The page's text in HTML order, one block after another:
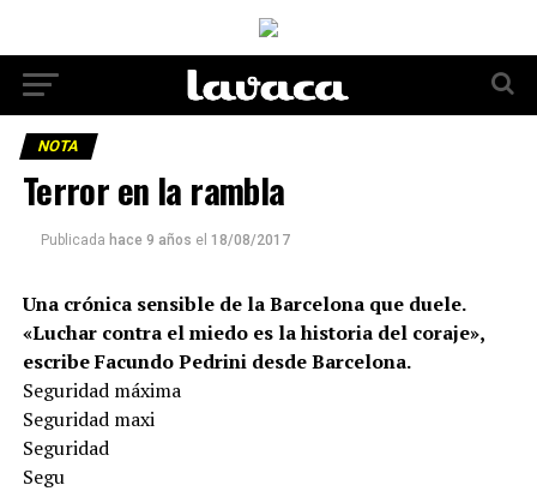
NOTA
Terror en la rambla
Publicada hace 9 años el 18/08/2017
Una crónica sensible de la Barcelona que duele.
«Luchar contra el miedo es la historia del coraje»,
escribe Facundo Pedrini desde Barcelona.
Seguridad máxima
Seguridad maxi
Seguridad
Segu